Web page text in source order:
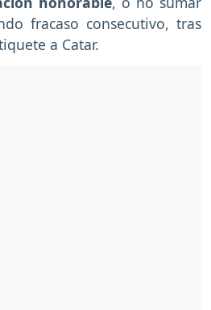
fracaso consecutivo, tras
a Catar.